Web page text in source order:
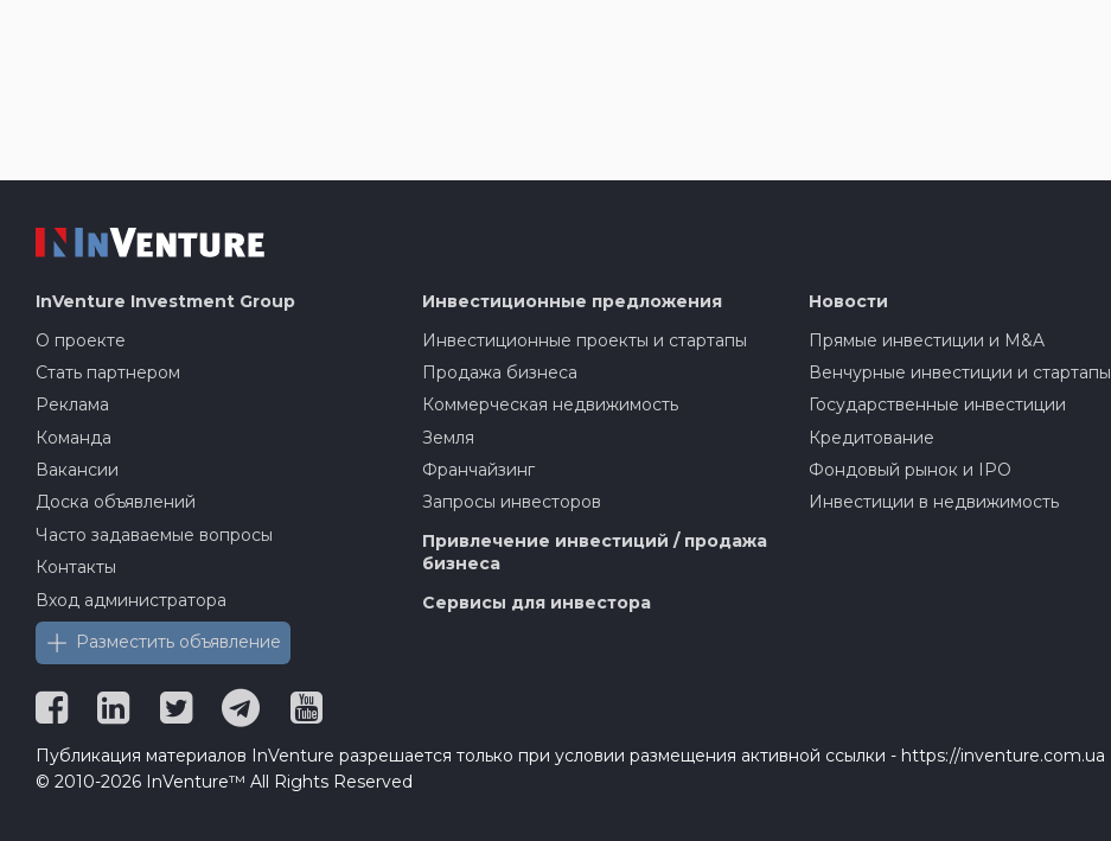
InVenture Investment Group
О проекте
Стать партнером
Реклама
Команда
Вакансии
Доска объявлений
Часто задаваемые вопросы
Контакты
Вход администратора
Разместить объявление
Инвестиционные предложения
Инвестиционные проекты и стартапы
Продажа бизнеса
Коммерческая недвижимость
Земля
Франчайзинг
Запросы инвесторов
Привлечение инвестиций / продажа
бизнеса
Сервисы для инвестора
Новости
Прямые инвестиции и M&A
Венчурные инвестиции и стартапы
Государственные инвестиции
Кредитование
Фондовый рынок и IPO
Инвестиции в недвижимость
Публикация материалов InVenture разрешается только при условии размещения активной ссылки - https://inventure.com.ua
© 2010-2026 InVenture™ All Rights Reserved